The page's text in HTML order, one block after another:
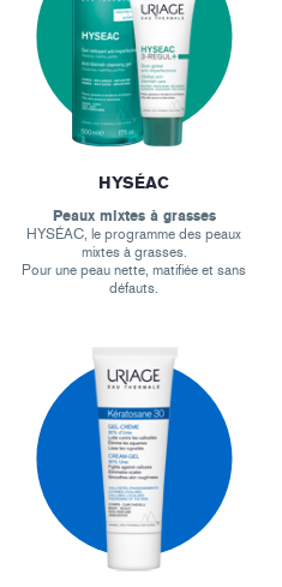
HYSÉAC
Peaux mixtes à grasses
HYSÉAC, le programme des peaux
mixtes à grasses.
Pour une peau nette, matifiée et sans
défauts.